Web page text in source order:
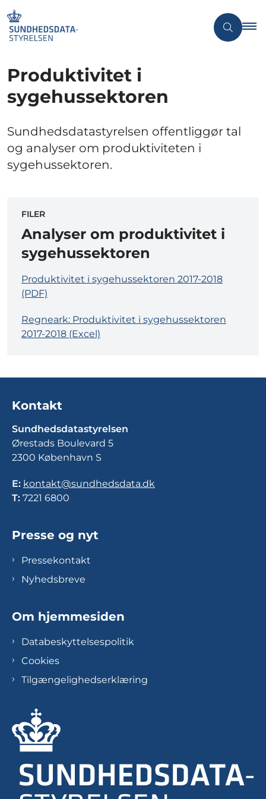
Produktivitet i
sygehussektoren
Sundhedsdatastyrelsen offentliggør tal
og analyser om produktiviteten i
sygehussektoren.
FILER
Analyser om produktivitet i
sygehussektoren
Produktivitet i sygehussektoren 2017-2018
(PDF)
Regneark: Produktivitet i sygehussektoren
2017-2018 (Excel)
Kontakt
Sundhedsdatastyrelsen
Ørestads Boulevard 5
2300 København S
E: kontakt@sundhedsdata.dk
T: 7221 6800
Presse og nyt
Pressekontakt
Nyhedsbreve
Om hjemmesiden
Databeskyttelsespolitik
Cookies
Tilgængelighedserklæring